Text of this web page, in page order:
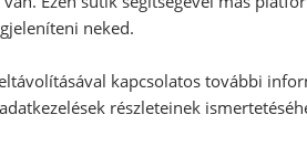
idő: kb. 30 perc
kb. 30 percre
kicsit „összeesni”.
neked.
kapcsolatos további
részleteinek